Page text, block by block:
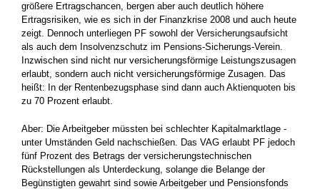
größere ­Ertragschancen, bergen aber auch deutlich höhere
Ertragsrisiken, wie es sich in der Finanzkrise 2008 und auch heute
zeigt. Dennoch unterliegen PF sowohl der Versicherungsaufsicht
als auch dem Insolvenzschutz im Pensions-Sicherungs-Verein.
Inzwischen sind nicht nur ver­sicherungsförmige Leistungszusagen
erlaubt, sondern auch nicht versicherungsförmige Zusagen. Das
heißt: In der Rentenbezugsphase sind dann auch Aktienquoten bis
zu 70 Prozent erlaubt.
Aber: Die Arbeitgeber müssten bei schlechter Kapitalmarktlage ­
unter Umständen Geld nachschießen. Das VAG erlaubt PF jedoch
fünf Prozent des Betrags der versicherungstechnischen
Rückstellungen als Unterdeckung, solange die Belange der
Begünstigten gewahrt sind sowie Arbeitgeber und Pensionsfonds